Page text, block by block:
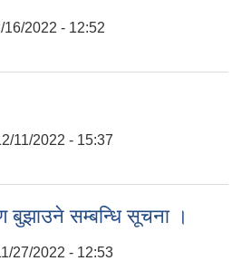
16/2022 - 12:52
11/2022 - 15:37
बुझाउने सम्बन्धि सूचना ।
27/2022 - 12:53